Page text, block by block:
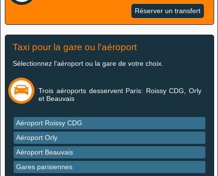
Réserver un transfert
Taxi pour la gare ou l'aéroport
Sélectionnez l'aéroport ou la gare de votre choix.
Trois aéroports desservent Paris: Roissy CDG, Orly
et Beauvais
Aéroport Roissy CDG
Aéroport Orly
Aéroport Beauvais
Gares parisiennes